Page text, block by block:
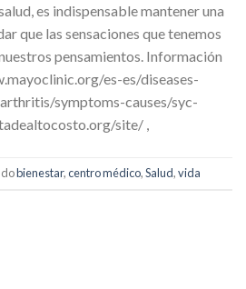
es indispensable mantener una
que las sensaciones que tenemos
pensamientos. Información
es-es/diseases-
symptoms-causes/syc-
site/ ,
bienestar,centro médico,Salud,vida